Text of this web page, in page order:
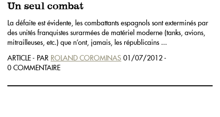
Un seul combat
La défaite est évidente, les combattants espagnols sont exterminés par
des unités franquistes surarmées de matériel moderne (tanks, avions,
mitrailleuses, etc.) que n’ont, jamais, les républicains ...
ARTICLE - PAR ROLAND COROMINAS 01/07/2012 -
0 COMMENTAIRE